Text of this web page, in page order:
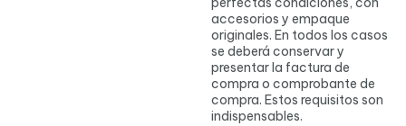
accesorios y empaque
originales. En todos los casos
se deberá conservar y
presentar la factura de
compra o comprobante de
compra. Estos requisitos son
indispensables.